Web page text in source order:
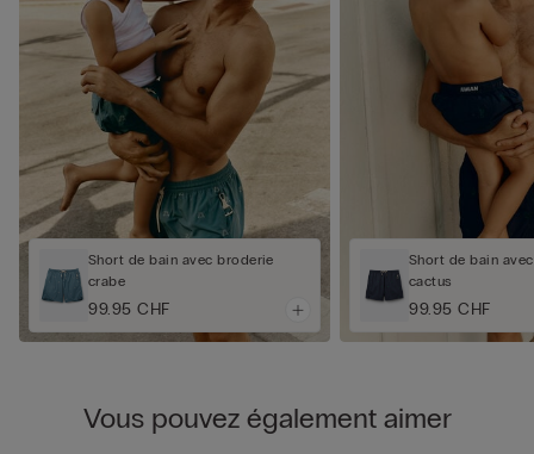
Short de bain avec broderie
crabe
99.95 CHF
Short de bain
cactus
99.95 CHF
Vous pouvez également aimer